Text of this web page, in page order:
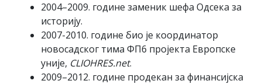
2004–2009. године заменик шефа Одсека за
историју.
2007-2010. године био је координатор
новосадског тима ФП6 пројекта Европске
уније, CLIOHRES.net.
2009–2012. године продекан за финансијска